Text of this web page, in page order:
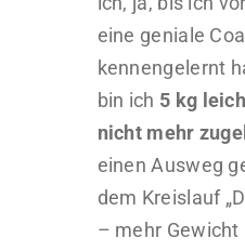
eine geniale
kennengelernt
bin ich 5 kg
nicht mehr
einen Ausweg
dem Kreislauf
– mehr Gewicht